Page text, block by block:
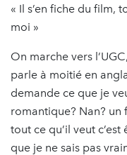
« Il s’en fiche du film,
moi »
On marche vers
parle à moitié en
demande ce que je
romantique? Nan? un
tout ce qu’il veut
que je ne sais pas